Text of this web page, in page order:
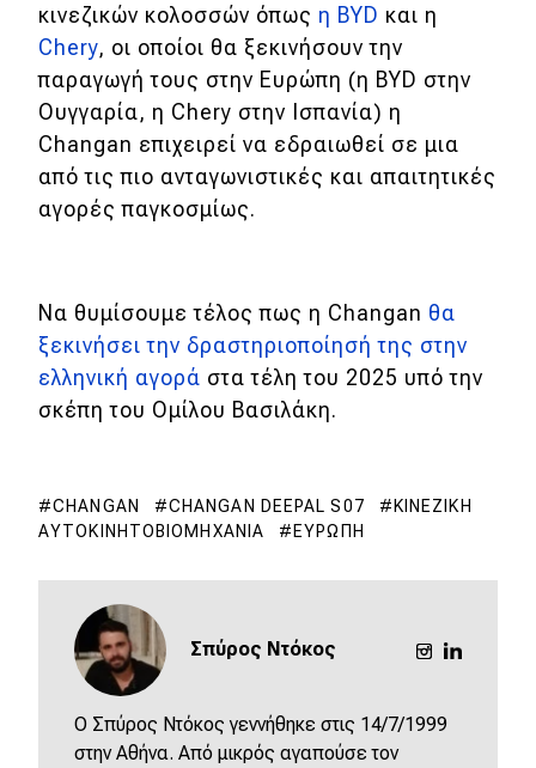
κινεζικών κολοσσών όπως η BYD και η
Chery, οι οποίοι θα ξεκινήσουν την
παραγωγή τους στην Ευρώπη (η BYD στην
Ουγγαρία, η Chery στην Ισπανία) η
Changan επιχειρεί να εδραιωθεί σε μια
από τις πιο ανταγωνιστικές και απαιτητικές
αγορές παγκοσμίως.
Να θυμίσουμε τέλος πως η Changan θα
ξεκινήσει την δραστηριοποίησή της στην
ελληνική αγορά στα τέλη του 2025 υπό την
σκέπη του Ομίλου Βασιλάκη.
CHANGAN CHANGAN DEEPAL S07
ΚΙΝΕΖΙΚΉ
ΑΥΤΟΚΙΝΗΤΟΒΙΟΜΗΧΑΝΊΑ
ΕΥΡΏΠΗ
Σπύρος Ντόκος
O Σπύρος Ντόκος γεννήθηκε στις 14/7/1999
στην Αθήνα. Από μικρός αγαπούσε τον